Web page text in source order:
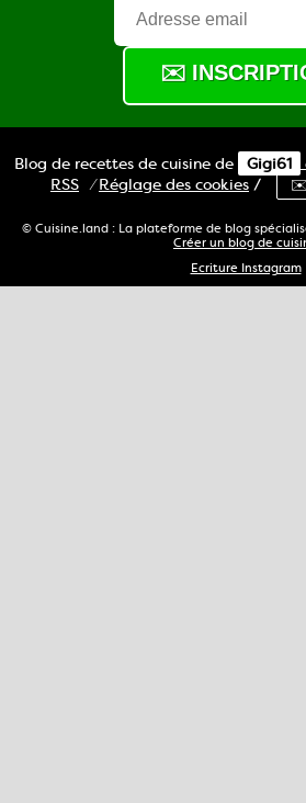
Blog de recettes de cuisine de Gigi61
RSS ⁄Réglage des cookies / ✉️
© Cuisine.land : La plateforme de blog
Créer un blog de
Ecriture Instagram